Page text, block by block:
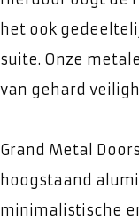
het ook
suite. Onze
van gehard
Grand Metal
hoogstaand
minimalistische